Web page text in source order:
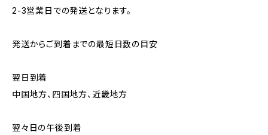
2-3営業日での発送となります。
発送からご到着までの最短日数の目安
翌日到着
中国地方、四国地方、近畿地方
翌々日の午後到着